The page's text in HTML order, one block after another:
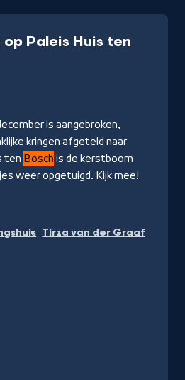
Paleis Huis ten
is aangebroken,
kringen afgeteld naar
ten Bosch is de kerstboom
weer opgetuigd. Kijk mee!
Tirza van der Graaf